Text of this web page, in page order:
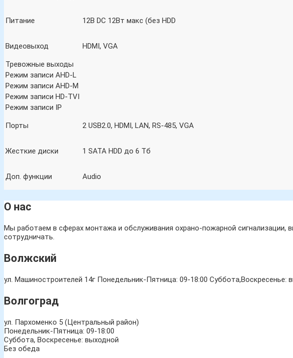
Питание 12В DC 12Вт макс (без HDD
Видеовыход HDMI, VGA
Тревожные выходы
Режим записи AHD-L
Режим записи AHD-M
Режим записи HD-TVI
Режим записи IP
Порты 2 USB2.0, HDMI, LAN, RS-485, VGA
Жесткие диски 1 SATA HDD до 6 Тб
Доп. функции Audio
О нас
Мы работаем в сферах монтажа и обслуживания охрано-пожарной
сотрудничать.
Волжский
ул. Машиностроителей 14г Понедельник-Пятница: 09-18:00 Суббота,Воскресенье:
Волгоград
ул. Пархоменко 5 (Центральный район)
Понедельник-Пятница: 09-18:00
Суббота, Воскресенье: выходной
Без обеда